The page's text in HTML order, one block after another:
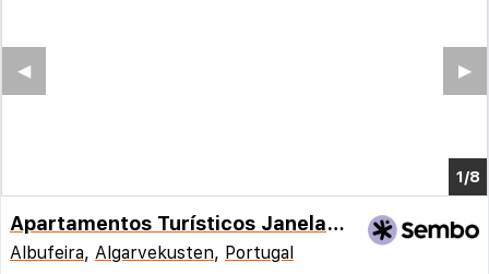
1/4
▶︎
◀︎
Apartamentos Turísticos Janelas do Mar
Albufeira, Algarvekusten, Portugal